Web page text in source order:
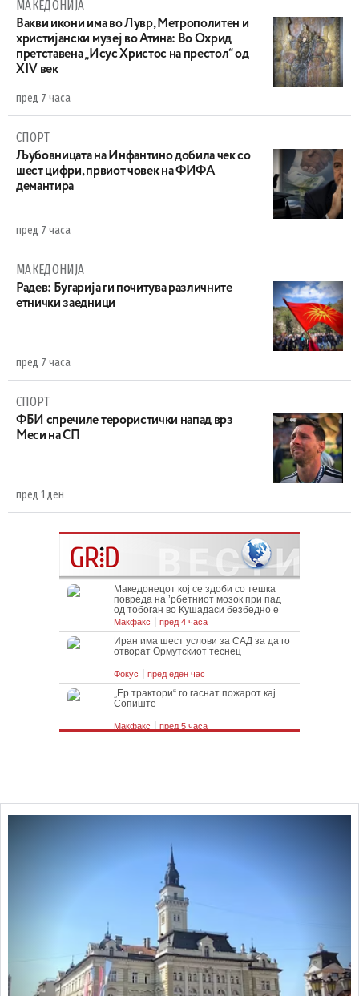
МАКЕДОНИЈА
Вакви икони има во Лувр, Метрополитен и
христијански музеј во Атина: Во Охрид
претставена „Исус Христос на престол“ од
XIV век
пред 7 часа
СПОРТ
Љубовницата на Инфантино добила чек со
шест цифри, првиот човек на ФИФА
демантира
пред 7 часа
МАКЕДОНИЈА
Радев: Бугарија ги почитува различните
етнички заедници
пред 7 часа
СПОРТ
ФБИ спречиле терористички напад врз
Меси на СП
пред 1 ден